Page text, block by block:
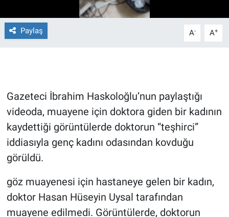
Paylaş A- A+
Gazeteci İbrahim Haskoloğlu’nun paylaştığı
videoda, muayene için doktora giden bir kadının
kaydettiği görüntülerde doktorun “teşhirci”
iddiasıyla genç kadını odasından kovduğu
görüldü.
göz muayenesi için hastaneye gelen bir kadın,
doktor Hasan Hüseyin Uysal tarafından
muayene edilmedi. Görüntülerde, doktorun
Gün Ortası
Haber
İlan
Kimdir
Koronavirüs